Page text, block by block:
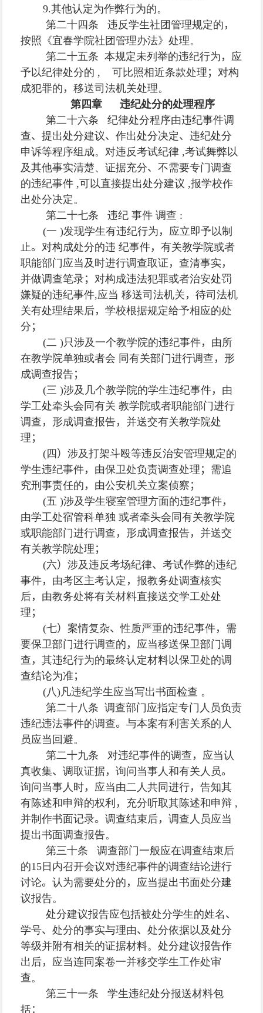
9.其他认定为作弊行为的。
第二十四条 违反学生社团管理规定的 ，
按照《宜春学院社团管理办法》处理。
第二十五条 本规定未列举的违纪行为 ， 应
予以纪律处分的 ,可比照相近条款处理 ；对构
成犯罪的 ，移送司法机关处理。
第四章 违纪处分的处理程序
第二十六条 纪律处分程序由违纪事件调
查、提出处分建议、作出处分决定、违纪处分
申诉等程序组成。对违反考试纪律 ,考试舞弊以
及其他事实清楚、证据充分、不需要专门调查
的违纪事件 ,可以直接提出处分建议 ,报学校作
出处分决定。
第二十七条 违纪 事件 调查 :
(一 )发现学生有违纪行为 ， 应立即予以制
止。对构成处分的违 纪事件，有关教学院或者
职能部门应当及时进行调查取证 ，查清事实 ，
并做调查笔录；对构成违法犯罪或者治安处罚
嫌疑的违纪事件,应当 移送司法机关 ，待司法机
关有处理结果后，学校根据规定给予相应的处
分 ；
(二 )只涉及一个教学院的违纪事件， 由所
在教学院单独或者会 同有关部门进行调查 ， 形
成调查报告；
(三 )涉及几个教学院的学生违纪事件， 由
学工处牵头会同有关 教学院或者职能部门进行
调查 ， 形成调查报告， 并送交有关教学院处
理 ；
(四 ） 涉及打架斗殴等违反治安管理规定的
学生违纪事件， 由保卫处负责调查处理 ； 需追
究刑事责任的 ， 由公安机关立案侦察 ；
(五 )涉及学生寝室管理方面的违纪事件，
由学工处宿管科单独 或者牵头会同有关教学院
或职能部门进行调查 ， 形成调查报告， 并送交
有关教学院处理 ；
(六） 涉及违反考场纪律、 考试作弊的违纪
事件， 由考区主考认定 ，报教务处调查核实
后， 由教务处将有关材料直接送交学工处处
理 ；
(七） 案情复杂、性质严重的违纪事件， 需
要保卫部门进行调查的 ， 应当移送保卫部门调
查 ，其违纪行为的最终认定材料以保卫处的调
查结论为准；
(八)凡违纪学生应当写出书面检查 。
第二十八条 调查部门应指定专门人员负责
违纪违法事件的调查。与本案有利害关系的人
员应当回避。
第二十九条 对违纪事件的调查 ， 应当认
真收集、调取证据，询问当事人和有关人员。
询问当事人时， 应当由二人共同进行，告知其
有陈述和申辩的权利 ， 充分听取其陈述和申辩 ,
并制作书面记录。调查结束后，调查人员应当
提出书面调查报告。
第三十条 调查部门一般应在调查结束后
的15 日内召开会议对违纪事件的调查结论进行
讨论。认为需要处分的 ， 应当提出书面处分建
议报告。
处分建议报告应包括被处分学生的姓名 、
学号、处分的事实与理由、处分依据以及处分
等级并附有相关的证据材料。处分建议报告作
出后， 应当连同案卷一并移交学生工作处审
查。
第三十一条 学生违纪处分报送材料包
括：